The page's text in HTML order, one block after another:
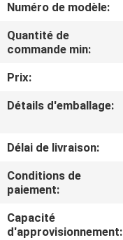
DE
NOUS
VISITE
DE
CONTRÔLE
DE
LA
Numéro de modèle:
Quantité de
commande min:
Prix:
Détails d'emballage:
Délai de livraison:
Conditions de
paiement:
Capacité
d'approvisionnement: